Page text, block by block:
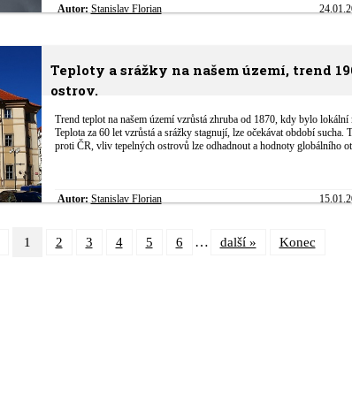
Autor: Stanislav Florian
Teploty a srážky na našem území, trend
ostrov.
Trend teplot na našem území vzrůstá zhruba od 1870, kdy bylo
Teplota za 60 let vzrůstá a srážky stagnují, lze očekávat období
proti ČR, vliv tepelných ostrovů lze odhadnout a hodnoty globálního
Autor: Stanislav Florian
1 2 3 4 5 6 … další » Konec